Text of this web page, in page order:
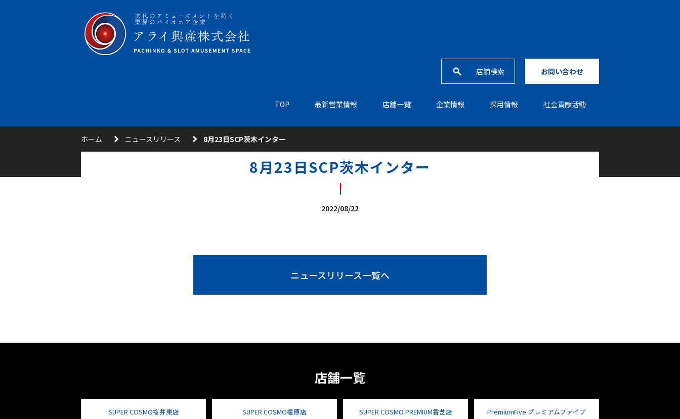
店舗検索 お問い合わせ
TOP 最新営業情報 店舗一覧 企業情報 採⽤情報 社会貢献活動
ホーム ニュースリリース 8月23日SCP茨木インター
8月23日SCP茨木インター
2022/08/22
ニュースリリース一覧へ
店舗一覧
SUPER COSMO桜井東店 SUPER COSMO橿原店 SUPER COSMO PREMIUM香芝店 PremiumFive プレミアムファイブ